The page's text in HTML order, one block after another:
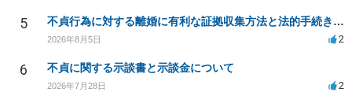
5 不貞行為に対する離婚に有利な証拠収集方法と法的手続きについて
2026年8月5日 2
6 不貞に関する示談書と示談金について
2026年7月28日 2